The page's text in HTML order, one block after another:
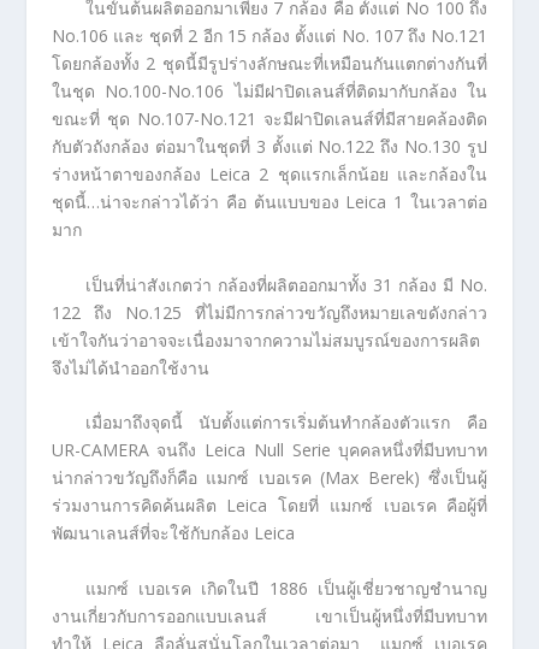
ในขั้นต้นผลิตออกมาเพียง 7 กล้อง คือ ตั้งแต่ No 100 ถึง
No.106 และ ชุดที่ 2 อีก 15 กล้อง ตั้งแต่ No. 107 ถึง No.121
โดยกล้องทั้ง 2 ชุดนี้มีรูปร่างลักษณะที่เหมือนกันแตกต่างกันที่
ในชุด No.100-No.106 ไม่มีฝาปิดเลนส์ที่ติดมากับกล้อง ใน
ขณะที่ ชุด No.107-No.121 จะมีฝาปิดเลนส์ที่มีสายคล้องติด
กับตัวถังกล้อง ต่อมาในชุดที่ 3 ตั้งแต่ No.122 ถึง No.130 รูป
ร่างหน้าตาของกล้อง Leica 2 ชุดแรกเล็กน้อย และกล้องใน
ชุดนี้…น่าจะกล่าวได้ว่า คือ ต้นแบบของ Leica 1 ในเวลาต่อ
มาก
เป็นที่น่าสังเกตว่า กล้องที่ผลิตออกมาทั้ง 31 กล้อง มี No.
122 ถึง No.125 ที่ไม่มีการกล่าวขวัญถึงหมายเลขดังกล่าว
เข้าใจกันว่าอาจจะเนื่องมาจากความไม่สมบูรณ์ของการผลิต
จึงไม่ได้นำออกใช้งาน
เมื่อมาถึงจุดนี้ นับตั้งแต่การเริ่มต้นทำกล้องตัวแรก คือ
UR-CAMERA จนถึง Leica Null Serie บุคคลหนึ่งที่มีบทบาท
น่ากล่าวขวัญถึงก็คือ แมกซ์ เบอเรค (Max Berek) ซึ่งเป็นผู้
ร่วมงานการคิดค้นผลิต Leica โดยที่ แมกซ์ เบอเรค คือผู้ที่
พัฒนาเลนส์ที่จะใช้กับกล้อง Leica
แมกซ์ เบอเรค เกิดในปี 1886 เป็นผู้เชี่ยวชาญชำนาญ
งานเกี่ยวกับการออกแบบเลนส์ เขาเป็นผู้หนึ่งที่มีบทบาท
ทำให้ Leica ลือลั่นสนั่นโลกในเวลาต่อมา แมกซ์ เบอเรค